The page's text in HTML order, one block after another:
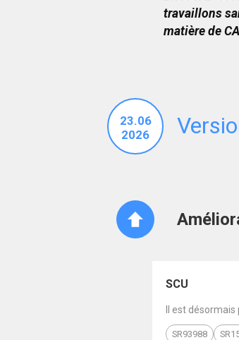
travaillons
matière de
23.06
2026
SCU
Il est
SR93988